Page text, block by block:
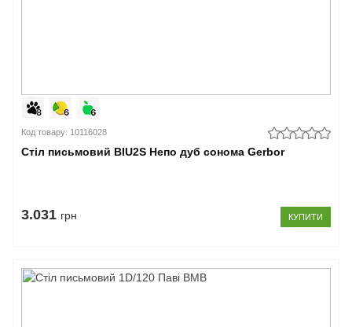
Код товару: 10116028
Стіл письмовий BIU2S Непо дуб сонома Gerbor
3.031 грн КУПИТИ